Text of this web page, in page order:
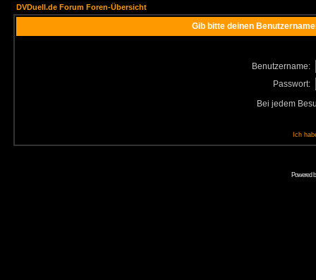
DVDuell.de Forum Foren-Übersicht
Gib bitte deinen
Benutzername:
Passwort:
Bei jedem
Ich
Powered